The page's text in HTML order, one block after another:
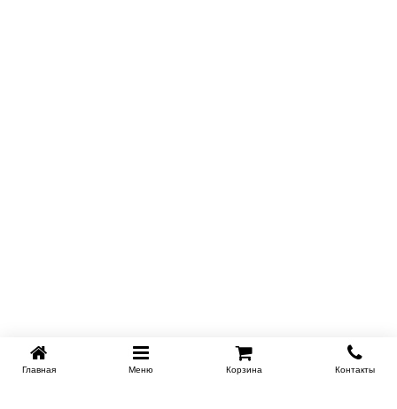
Главная Меню Корзина Контакты